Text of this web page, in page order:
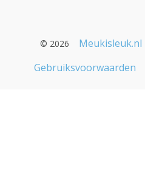
© 2026 Meukisleuk.nl
Gebruiksvoorwaarden